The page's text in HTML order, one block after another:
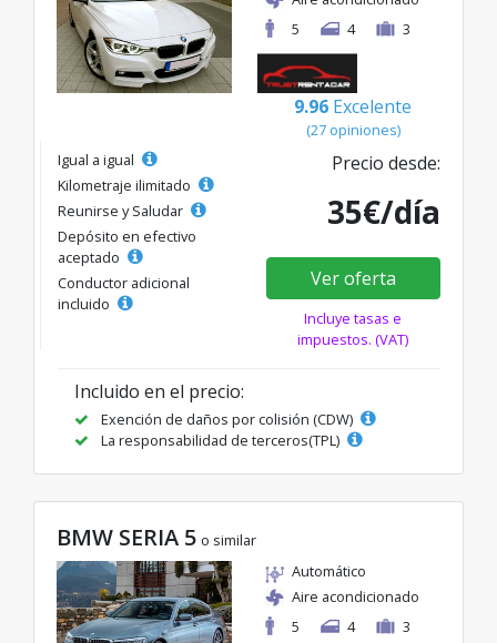
5
4 3
9.96 Excelente
(27 opiniones)
Igual a igual
Kilometraje ilimitado
Reunirse y Saludar
Depósito en efectivo
aceptado
Conductor adicional
incluido
Precio desde:
35€/día
Ver oferta
Incluye tasas e
impuestos. (VAT)
Incluido en el precio:
Exención de daños por colisión (CDW)
La responsabilidad de terceros(TPL)
BMW SERIA 5 o similar
Automático
Aire acondicionado
5
4 3